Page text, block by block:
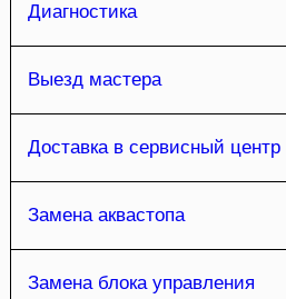
Диагностика
Выезд мастера
Доставка в сервисный центр
Замена аквастопа
Замена блока управления